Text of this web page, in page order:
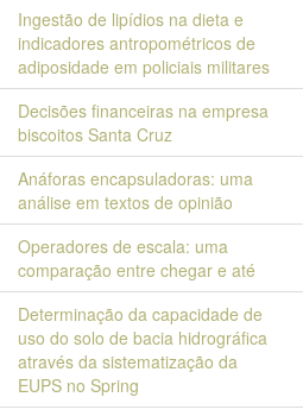
Ingestão de lipídios na dieta e
indicadores antropométricos de
adiposidade em policiais militares
Decisões financeiras na empresa
biscoitos Santa Cruz
Anáforas encapsuladoras: uma
análise em textos de opinião
Operadores de escala: uma
comparação entre chegar e até
Determinação da capacidade de
uso do solo de bacia hidrográfica
através da sistematização da
EUPS no Spring